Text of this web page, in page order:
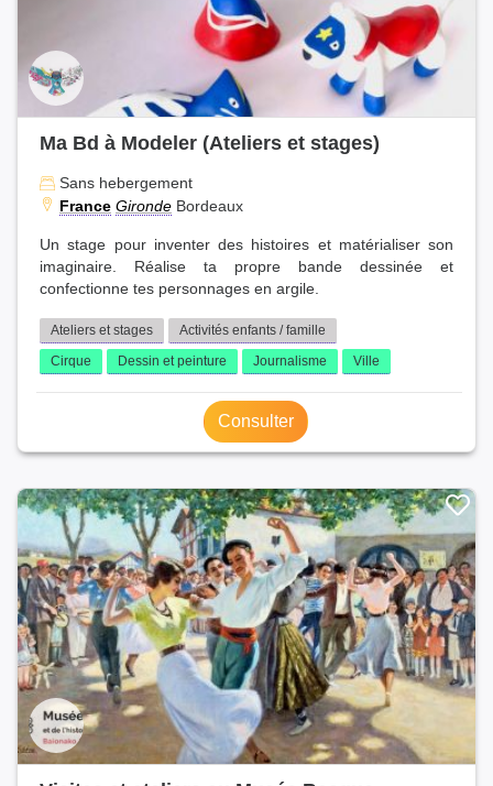
Ma Bd à Modeler (Ateliers et stages)
Sans hebergement
France Gironde Bordeaux
Un stage pour inventer des histoires et matérialiser son
imaginaire. Réalise ta propre bande dessinée et
confectionne tes personnages en argile.
Ateliers et stages
Activités enfants / famille
Cirque
Dessin et peinture Journalisme Ville
Consulter